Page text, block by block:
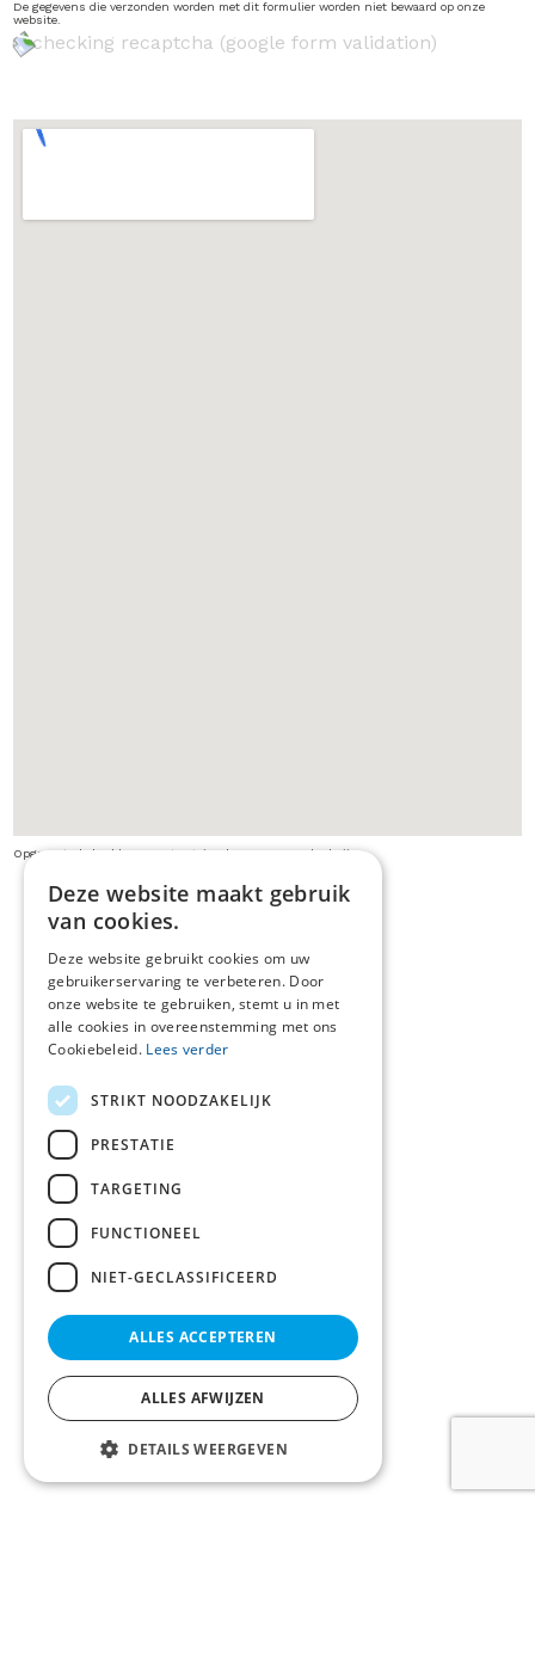
De gegevens die verzonden worden met dit formulier worden niet bewaard op onze
website.
checking recaptcha (google form validation)
Opgepast: de beelden van streetview kunnen verouderd zijn
Deze website maakt gebruik
van cookies.
Deze website gebruikt cookies om uw
gebruikerservaring te verbeteren. Door
onze website te gebruiken, stemt u in met
alle cookies in overeenstemming met ons
Cookiebeleid. Lees verder
STRIKT NOODZAKELIJK
PRESTATIE
TARGETING
FUNCTIONEEL
NIET-GECLASSIFICEERD
ALLES ACCEPTEREN
ALLES AFWIJZEN
DETAILS WEERGEVEN